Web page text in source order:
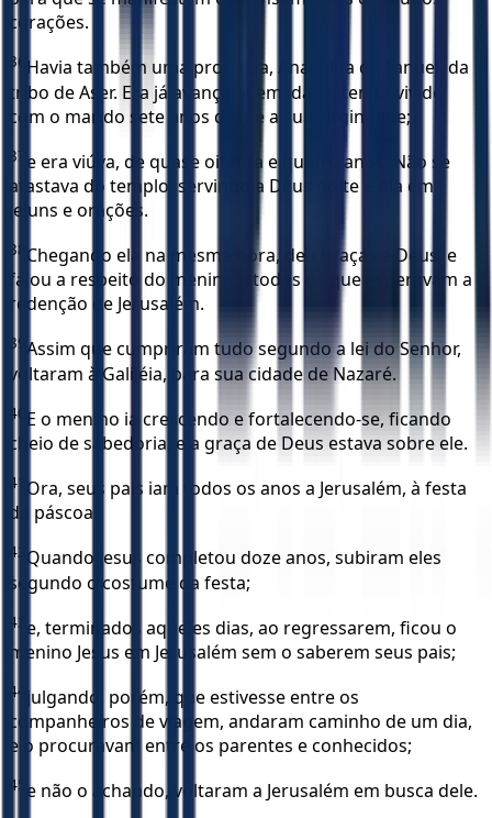
corações.
36 Havia também uma profetisa, Ana, filha de Fanuel, da
tribo de Aser. Era já avançada em idade, tendo vivido
com o marido sete anos desde a sua virgindade;
37 e era viúva, de quase oitenta e quatro anos. Não se
afastava do templo, servindo a Deus noite e dia em
jejuns e orações.
38 Chegando ela na mesma hora, deu graças a Deus, e
falou a respeito do menino a todos os que esperavam a
redenção de Jerusalém.
39 Assim que cumpriram tudo segundo a lei do Senhor,
voltaram à Galiléia, para sua cidade de Nazaré.
40 E o menino ia crescendo e fortalecendo-se, ficando
cheio de sabedoria; e a graça de Deus estava sobre ele.
41 Ora, seus pais iam todos os anos a Jerusalém, à festa
da páscoa.
42 Quando Jesus completou doze anos, subiram eles
segundo o costume da festa;
43 e, terminados aqueles dias, ao regressarem, ficou o
menino Jesus em Jerusalém sem o saberem seus pais;
44 julgando, porém, que estivesse entre os
companheiros de viagem, andaram caminho de um dia,
e o procuravam entre os parentes e conhecidos;
45 e não o achando, voltaram a Jerusalém em busca dele.